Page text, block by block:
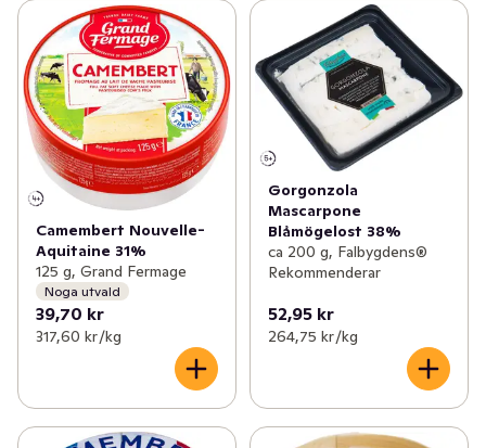
Camembert Nouvelle-
Aquitaine 31%
125 g, Grand Fermage
Noga utvald
39,70 kr
317,60 kr /kg
Gorgonzola
Mascarpone
Blåmögelost 38%
ca 200 g, Falbygdens®
Rekommenderar
52,95 kr
264,75 kr /kg